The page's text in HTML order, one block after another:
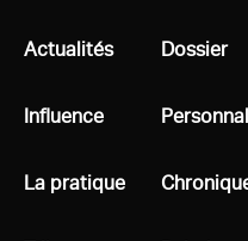
Tous
Actualités
Tous
Influence
Tous
La pratique
Tous
Dossier
Tous
Tous